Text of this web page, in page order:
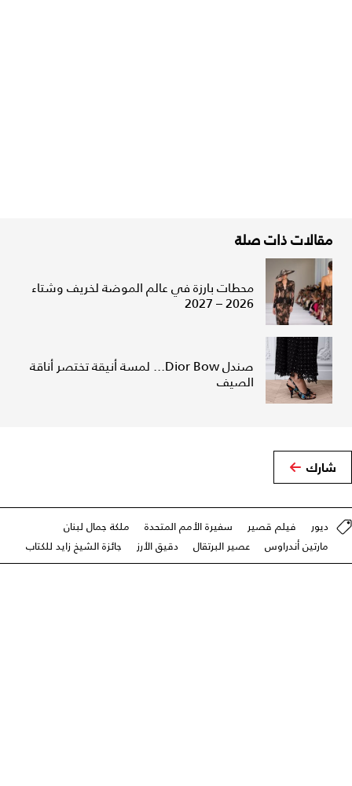
مقالات ذات صلة
محطات بارزة في عالم الموضة لخريف وشتاء
2026 – 2027
صندل Dior Bow... لمسة أنيقة تختصر أناقة
الصيف
شارك
ديور فيلم قصير سفيرة الأمم المتحدة
ملكة جمال لبنان
مارتين أندراوس
عصير البرتقال دقيق الأرز جائزة الشيخ زايد للكتاب